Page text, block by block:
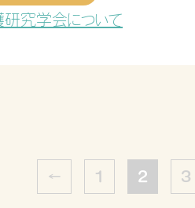
究学会について
← 1 2 3